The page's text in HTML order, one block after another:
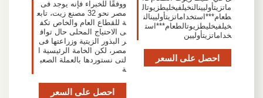
‫مات‬‫زيت‬‫أوليين‬‫النخيل‬‫في‬‫خليط‬‫زيوت‬‫ال
طعام‬***‫استخدامات‬‫زيت‬‫أوليين‬‫الن
خيل‬‫في‬‫خليط‬‫زيوت‬‫الطعام‬***‫است
خدامات‬‫زيت‬‫أوليين
احصل على السعر
ووفقًا للخبراء فإنه يوجد فى
مصر نحو 32 مصنع زيت، تابع
ة للقطاع العام والخاص تكف
ى الاحتياج المحلى حال تواف
ر البذور الزيتية وزراعتها فى
مصر، لكن الخامة الرئيسية ا
لتى نستوردها بالعملة الصعب
ة
احصل على السعر